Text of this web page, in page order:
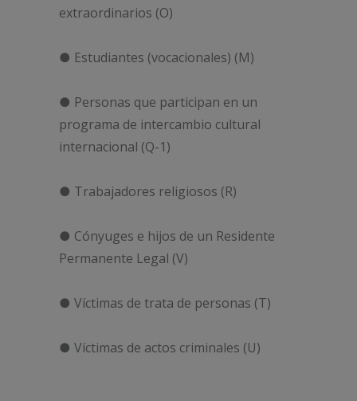
extraordinarios (O)
● Estudiantes (vocacionales) (M)
● Personas que participan en un
programa de intercambio cultural
internacional (Q-1)
● Trabajadores religiosos (R)
● Cónyuges e hijos de un Residente
Permanente Legal (V)
● Víctimas de trata de personas (T)
● Víctimas de actos criminales (U)